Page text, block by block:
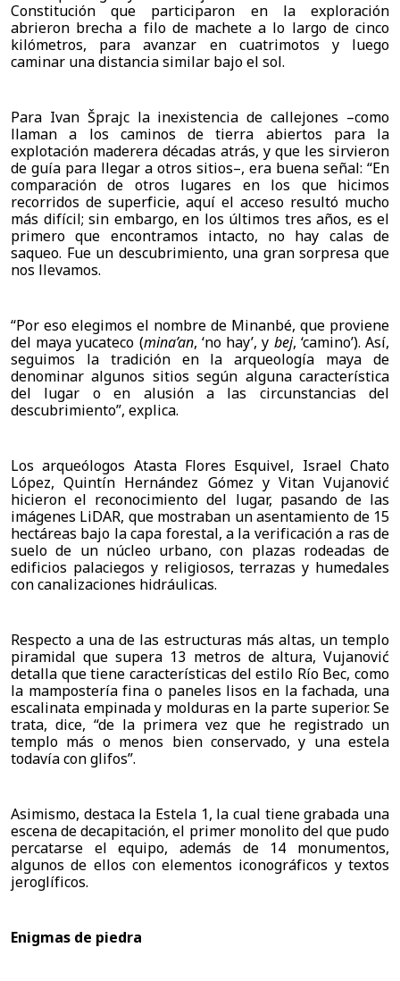
Constitución que participaron en la exploración
abrieron brecha a filo de machete a lo largo de cinco
kilómetros, para avanzar en cuatrimotos y luego
caminar una distancia similar bajo el sol.
Para Ivan Šprajc la inexistencia de callejones –como
llaman a los caminos de tierra abiertos para la
explotación maderera décadas atrás, y que les sirvieron
de guía para llegar a otros sitios–, era buena señal: “En
comparación de otros lugares en los que hicimos
recorridos de superficie, aquí el acceso resultó mucho
más difícil; sin embargo, en los últimos tres años, es el
primero que encontramos intacto, no hay calas de
saqueo. Fue un descubrimiento, una gran sorpresa que
nos llevamos.
“Por eso elegimos el nombre de Minanbé, que proviene
del maya yucateco (mina’an, ‘no hay’, y bej, ‘camino’). Así,
seguimos la tradición en la arqueología maya de
denominar algunos sitios según alguna característica
del lugar o en alusión a las circunstancias del
descubrimiento”, explica.
Los arqueólogos Atasta Flores Esquivel, Israel Chato
López, Quintín Hernández Gómez y Vitan Vujanović
hicieron el reconocimiento del lugar, pasando de las
imágenes LiDAR, que mostraban un asentamiento de 15
hectáreas bajo la capa forestal, a la verificación a ras de
suelo de un núcleo urbano, con plazas rodeadas de
edificios palaciegos y religiosos, terrazas y humedales
con canalizaciones hidráulicas.
Respecto a una de las estructuras más altas, un templo
piramidal que supera 13 metros de altura, Vujanović
detalla que tiene características del estilo Río Bec, como
la mampostería fina o paneles lisos en la fachada, una
escalinata empinada y molduras en la parte superior. Se
trata, dice, “de la primera vez que he registrado un
templo más o menos bien conservado, y una estela
todavía con glifos”.
Asimismo, destaca la Estela 1, la cual tiene grabada una
escena de decapitación, el primer monolito del que pudo
percatarse el equipo, además de 14 monumentos,
algunos de ellos con elementos iconográficos y textos
jeroglíficos.
Enigmas de piedra